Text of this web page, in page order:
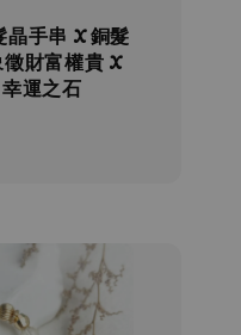
晶手串 X 銅髮
財富權貴 X
運之石